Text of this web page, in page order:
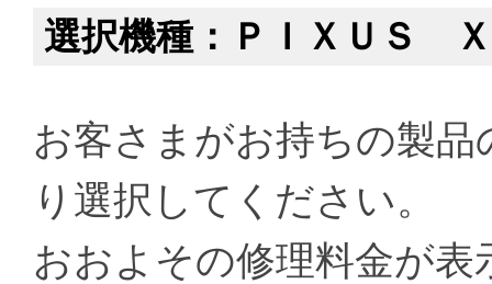
選択機種：ＰＩＸＵＳ
お客さまがお持ちの製
り選択してください。
おおよその修理料金が表